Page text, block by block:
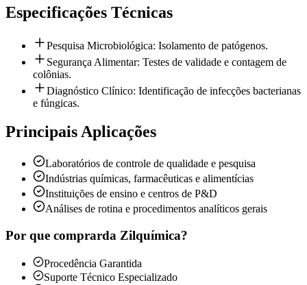
Especificações Técnicas
Pesquisa Microbiológica: Isolamento de patógenos.
Segurança Alimentar: Testes de validade e contagem de
colônias.
Diagnóstico Clínico: Identificação de infecções bacterianas
e fúngicas.
Principais Aplicações
Laboratórios de controle de qualidade e pesquisa
Indústrias químicas, farmacêuticas e alimentícias
Instituições de ensino e centros de P&D
Análises de rotina e procedimentos analíticos gerais
Por que comprarda Zilquímica?
Procedência Garantida
Suporte Técnico Especializado